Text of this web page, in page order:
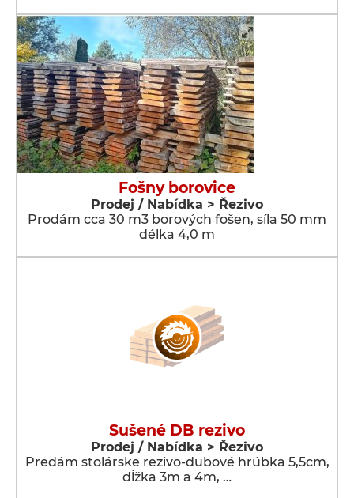
Fošny borovice
Prodej / Nabídka > Řezivo
Prodám cca 30 m3 borových fošen, síla 50 mm
délka 4,0 m
Sušené DB rezivo
Prodej / Nabídka > Řezivo
Predám stolárske rezivo-dubové hrúbka 5,5cm,
dĺžka 3m a 4m, …